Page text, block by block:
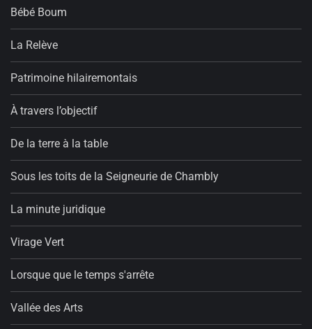
Bébé Boum
La Relève
Patrimoine hilairemontais
À travers l’objectif
De la terre à la table
Sous les toits de la Seigneurie de Chambly
La minute juridique
Virage Vert
Lorsque que le temps s'arrête
Vallée des Arts